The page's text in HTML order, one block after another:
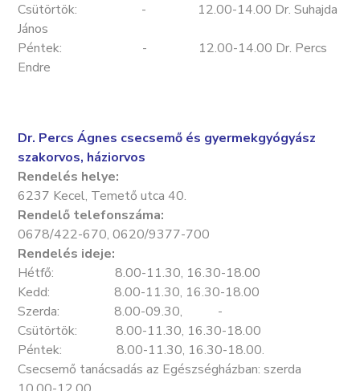
Csütörtök: - 12.00-14.00 Dr. Suhajda
János
Péntek: - 12.00-14.00 Dr. Percs
Endre
Dr. Percs Ágnes csecsemő és gyermekgyógyász
szakorvos, háziorvos
Rendelés helye:
6237 Kecel, Temető utca 40.
Rendelő telefonszáma:
0678/422-670, 0620/9377-700
Rendelés ideje:
Hétfő: 8.00-11.30, 16.30-18.00
Kedd: 8.00-11.30, 16.30-18.00
Szerda: 8.00-09.30, -
Csütörtök: 8.00-11.30, 16.30-18.00
Péntek: 8.00-11.30, 16.30-18.00.
Csecsemő tanácsadás az Egészségházban: szerda